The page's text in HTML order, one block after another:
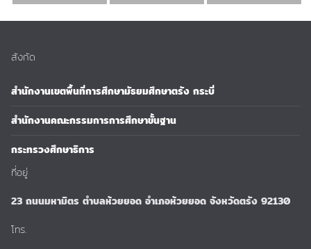
สังกัด
สำนักงานเขตพื้นที่การศึกษามัธยมศึกษาตรัง กระบี่
สำนักงานคณะกรรมการการศึกษาขั้นฐาน
กระทรวงศึกษาธิการ
ที่อยู่
23 ถนนมหามิตร ตำบลห้วยยอด อำเภอห้วยยอด จังหวัดตรัง 92130
โทร.